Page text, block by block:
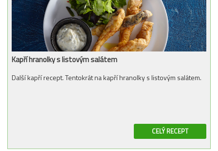
Kapří hranolky s listovým salátem
Další kapří recept. Tentokrát na kapří hranolky s listovým salátem.
CELÝ RECEPT